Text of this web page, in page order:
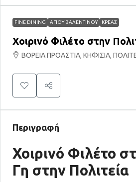
FINE DINING ΑΓΙΟΥ ΒΑΛΕΝΤΙΝΟΥ ΚΡΕΑΣ
Χοιρινό Φιλέτο στην
ΒΟΡΕΙΑ ΠΡΟΑΣΤΙΑ, ΚΗΦΙΣΙΑ,
Περιγραφή
Χοιρινό Φιλέτο
Γη στην Πολιτεία